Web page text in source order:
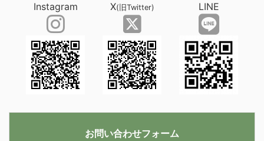
Instagram X(旧Twitter) LINE
お問い合わせフォーム